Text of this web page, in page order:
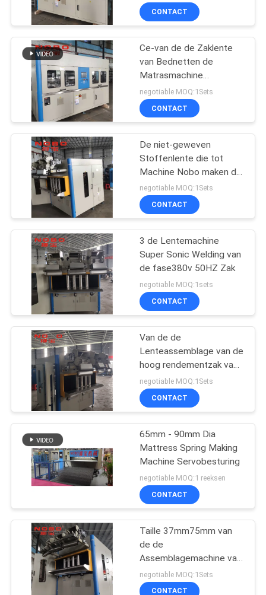
CONTACTEER
ONS
NIEUWS
ALLE
GEVALLEN
SITEMAP
PRIVACYBELEID
De matraslente die
Machine maken
De Machine van de
de lenteassemblage
de machine van de
zaklente
58
De matraslente die
Machine rollen
Robatech de Hete
Smelting
CONTACT
Ce-van de de Zaklente
van Bednetten de
Matrasmachine
0.3m3/Min Air
Consumption
negotiable MOQ:1Sets
CONTACT
De niet-geweven
Stoffenlente die tot
Machine Nobo maken de
Automatische Machine
van de Zaklente
negotiable MOQ:1Sets
CONTACT
3 de Lentemachine
Super Sonic Welding van
de fase380v 50HZ Zak
negotiable MOQ:1sets
CONTACT
Van de de
Lenteassemblage van de
hoog rendementzak van
de de Machinelente het
Bed Netto Productielijn
negotiable MOQ:1Sets
CONTACT
65mm - 90mm Dia
Mattress Spring Making
Machine Servobesturing
negotiable MOQ:1 reeksen
CONTACT
Taille 37mm75mm van
de de
Assemblagemachine van
de Zaklente het
SCHERMcontrole
negotiable MOQ:1Sets
CONTACT